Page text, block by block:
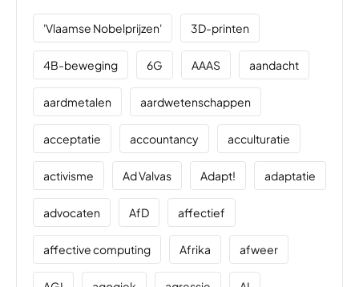
'Vlaamse Nobelprijzen' 3D-printen
4B-beweging 6G AAAS aandacht
aardmetalen aardwetenschappen
acceptatie accountancy acculturatie
activisme Ad Valvas Adapt! adaptatie
advocaten AfD affectief
affective computing Afrika afweer